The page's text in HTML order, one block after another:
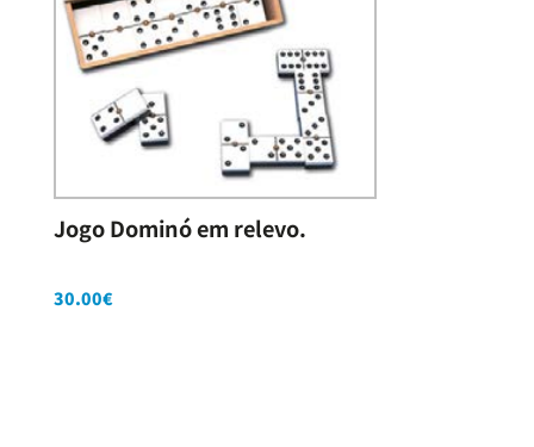
Jogo Dominó em relevo.
30.00€